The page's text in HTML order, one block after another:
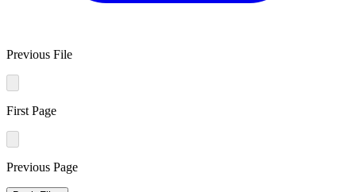
Previous File
First Page
Previous Page